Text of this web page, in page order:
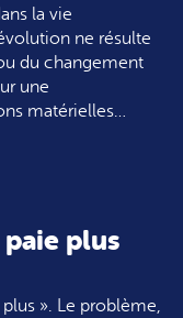
la vie
ne résulte
du changement
une
matérielles…
plus
». Le problème,